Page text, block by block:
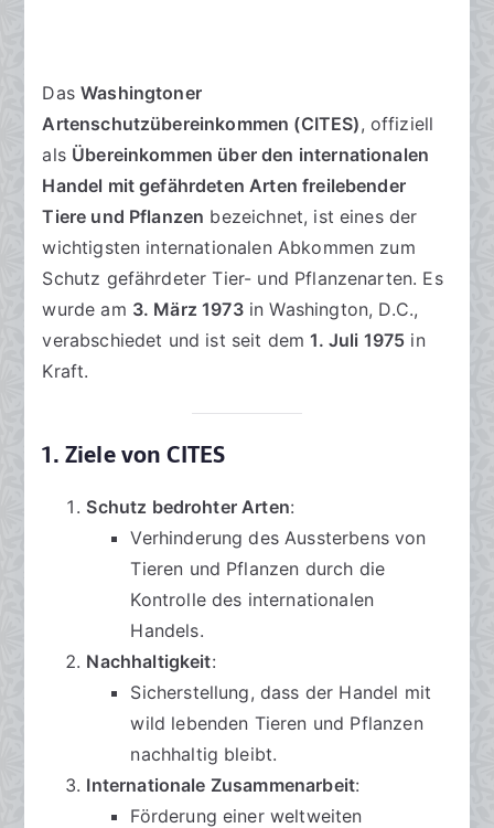
DasWashingtoner
Artenschutzübereinkommen (CITES), offiziell
als Übereinkommen über den internationalen
Handel mit gefährdeten Arten freilebender
Tiere und Pflanzen bezeichnet, ist eines der
wichtigsten internationalen Abkommen zum
Schutz gefährdeter Tier- und Pflanzenarten. Es
wurde am 3. März 1973in Washington, D.C.,
verabschiedet und ist seit dem1. Juli 1975 in
Kraft.
1. Ziele von CITES
Schutz bedrohter Arten:
Verhinderung des Aussterbens von
Tieren und Pflanzen durch die
Kontrolle des internationalen
Handels.
Nachhaltigkeit:
Sicherstellung, dass der Handel mit
wild lebenden Tieren und Pflanzen
nachhaltig bleibt.
Internationale Zusammenarbeit:
Förderung einer weltweiten